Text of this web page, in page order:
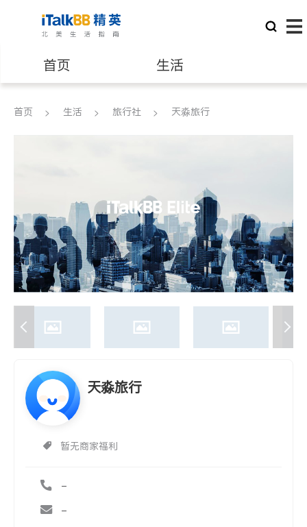
首页 生活
医生 律师
养老 非盈利组织
首页 生活 旅行社 天淼旅行
天淼旅行
暂无商家福利
-
-